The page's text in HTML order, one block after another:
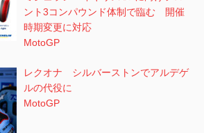
ント3コンパウンド体制で臨む 開催
時期変更に対応
MotoGP
レクオナ シルバーストンでアルデゲ
ルの代役に
MotoGP